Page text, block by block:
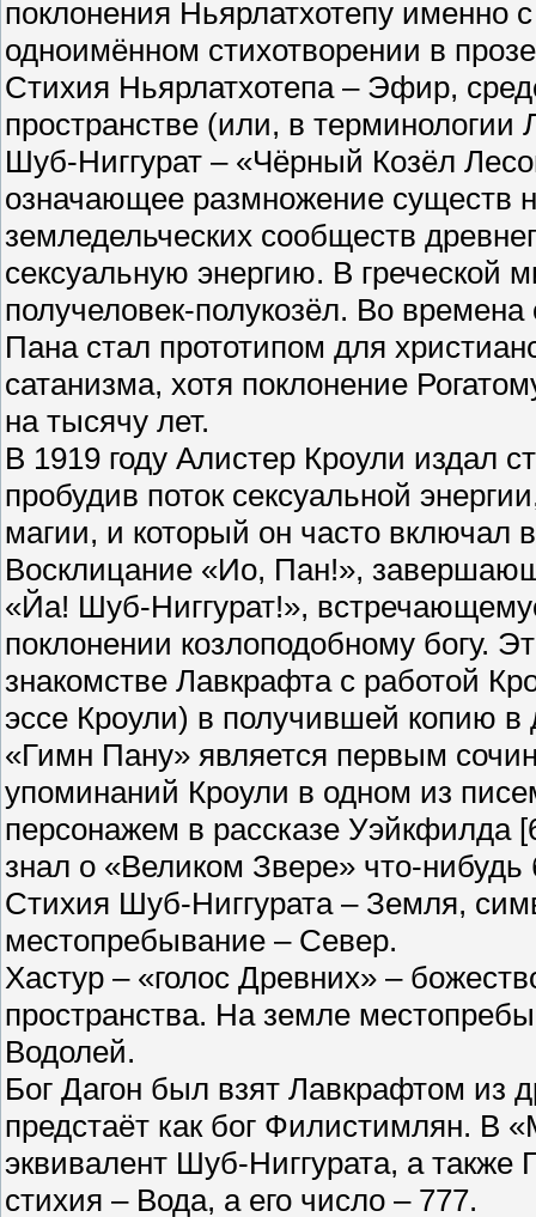
поклонения Ньярлатхотепу именно
одноимённом стихотворении в
Стихия Ньярлатхотепа – Эфир,
пространстве (или, в
Шуб-Ниггурат – «Чёрный Козёл
означающее размножение существ
земледельческих сообществ
сексуальную энергию. В греческой
получеловек-полукозёл. Во
Пана стал прототипом для
сатанизма, хотя поклонение
на тысячу лет.
В 1919 году Алистер Кроули издал
пробудив поток сексуальной
магии, и который он часто включал
Восклицание «Ио, Пан!»,
«Йа! Шуб-Ниггурат!»,
поклонении козлоподобному богу.
знакомстве Лавкрафта с работой
эссе Кроули) в получившей копию в
«Гимн Пану» является первым
упоминаний Кроули в одном из
персонажем в рассказе Уэйкфилда
знал о «Великом Звере» что-
Стихия Шуб-Ниггурата – Земля,
местопребывание – Север.
Хастур – «голос Древних» –
пространства. На земле
Водолей.
Бог Дагон был взят Лавкрафтом из
предстаёт как бог Филистимлян.
эквивалент Шуб-Ниггурата, а также
стихия – Вода, а его число – 777.